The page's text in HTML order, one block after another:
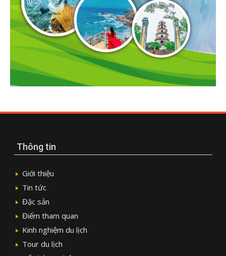
Thông tin
Giới thiệu
Tin tức
Đặc sản
Điểm tham quan
Kinh nghiệm du lịch
Tour du lịch